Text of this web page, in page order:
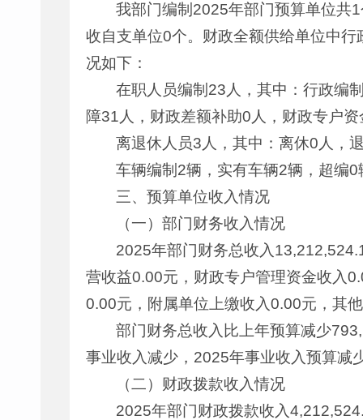
我部门编制2025年部门预算单位共
收自支单位0个。财政全额供给单位中
况如下：
在职人员编制23人，其中：行政编
障31人，财政差额补助0人，财政专户
离退休人员3人，其中：离休0人，
车辆编制2辆，实有车辆2辆，超编0
三、预算单位收入情况
（一）部门财务收入情况
2025年部门财务总收入
营收益0.00元，财政专户管理资金收入
0.00元，附属单位上缴收入0.00元，其
部门财务总收入比上年预算减少
事业收入减少，2025年事业收入预算减
（二）财政拨款收入情况
2025年部门财政拨款收入